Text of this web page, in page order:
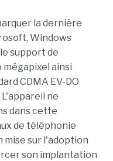
la dernière
Windows
support de
ainsi
CDMA EV-DO
ne
dans cette
de téléphonie
mise sur l'adoption
son implantation